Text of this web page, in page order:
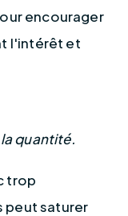
encourager
l'intérêt et
quantité.
trop
peut saturer